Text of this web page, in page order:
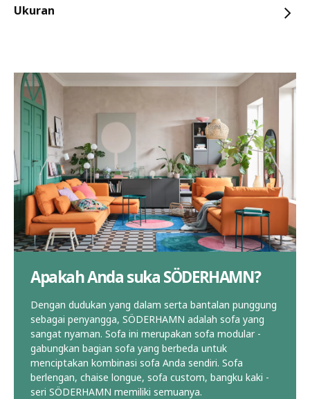
Ukuran
Apakah Anda suka SÖDERHAMN?
Dengan dudukan yang dalam serta bantalan punggung
sebagai penyangga, SÖDERHAMN adalah sofa yang
sangat nyaman. Sofa ini merupakan sofa modular -
gabungkan bagian sofa yang berbeda untuk
menciptakan kombinasi sofa Anda sendiri. Sofa
berlengan, chaise longue, sofa custom, bangku kaki -
seri SÖDERHAMN memiliki semuanya.